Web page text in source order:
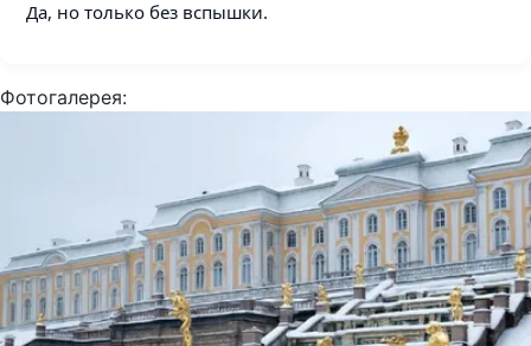
Да, но только без вспышки.
Фотогалерея: